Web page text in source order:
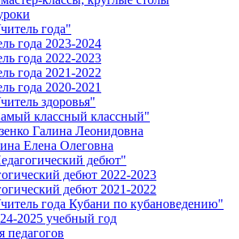
года"
года 2023-2024
года 2022-2023
года 2021-2022
года 2020-2021
здоровья"
классный классный"
Галина Леонидовна
Елена Олеговна
дебют"
дебют 2022-2023
дебют 2021-2022
года Кубани по кубановедению"
2025 учебный год
педагогов